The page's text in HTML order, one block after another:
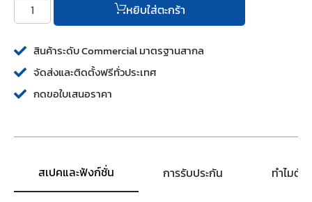
หยิบใส่ตะกร้า
สินค้าระดับ Commercial มาตรฐานสากล
จัดส่งและติดตั้งฟรีทั่วประเทศ
กดขอใบเสนอราคา
สเปคและฟังก์ชั่น การรับประกัน ทำไมต้